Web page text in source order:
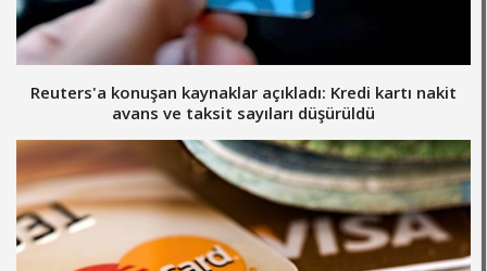
Reuters'a konuşan kaynaklar açıkladı: Kredi kartı nakit
avans ve taksit sayıları düşürüldü